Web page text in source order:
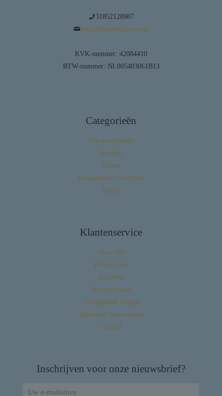
31852128987
info@huisdierplaza.com
KVK-nummer: 42084410
BTW-nummer: NL005483061B13
Categorieën
Ons assortiment
Honden
Katten
Knaagdieren / Konijnen
Vogels
Klantenservice
Over ons
Retourneren
Klachten
Privacybeleid
Veelgestelde vragen
Algemene Voorwaarden
Contact
Inschrijven voor onze nieuwsbrief?